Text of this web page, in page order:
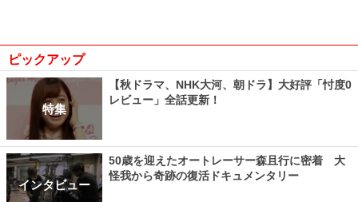
ピックアップ
特集
【秋ドラマ、NHK大河、朝ドラ】大好評「忖度0
レビュー」全話更新！
インタビュー
50歳を迎えたオートレーサー森且行に密着 大
怪我から奇跡の復活ドキュメンタリー